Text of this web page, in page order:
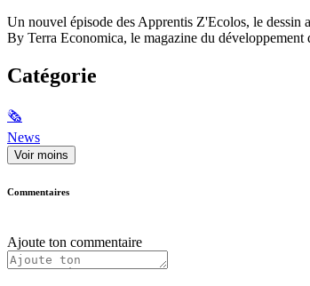
Un nouvel épisode des Apprentis Z'Ecolos, le
By Terra Economica, le magazine du
Catégorie
🗞
News
Voir moins
Commentaires
Ajoute ton commentaire